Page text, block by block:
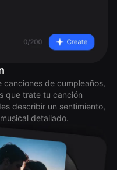
canciones de cumpleaños,
que trate tu canción
describir un sentimiento,
detallado.